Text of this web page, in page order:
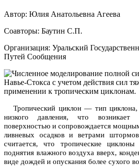
Автор: Юлия Анатольевна Агеева
Соавторы: Баутин С.П.
Организация: Уральский
Путей Сообщения
Тропический циклон — тип
низкого давления, что
поверхностью и сопровождается
ливневых осадков и ветрами
считается, что тропические
поднятия влажного воздуха вверх,
виде дождей и опускания более сухого